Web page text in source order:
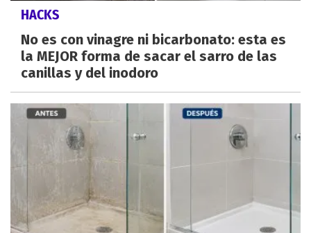
HACKS
No es con vinagre ni bicarbonato: esta es
la MEJOR forma de sacar el sarro de las
canillas y del inodoro